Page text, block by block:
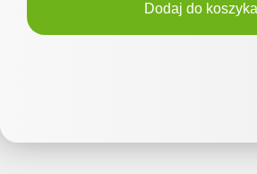
Dodaj do koszyka